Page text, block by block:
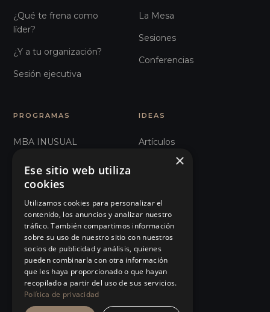
¿Qué te frena como
líder?
¿Y a tu organización?
Sesión ejecutiva
La Mesa
Sesiones
Conferencias
PROGRAMAS
MBA INUSUAL
Humanos con Recursos
Recursos Inhumanos
Comunicación e
Influencia
101 Errores de liderazgo
Organizaciones Sanitarias
Ver todos…
IDEAS
Artículos
Podcast
Manifiesto
Eventos
Tienda
×
Ese sitio web utiliza
cookies
Utilizamos cookies para personalizar el
contenido, los anuncios y analizar nuestro
tráfico. También compartimos información
sobre su uso de nuestro sitio con nuestros
socios de publicidad y análisis, quienes
pueden combinarla con otra información
que les haya proporcionado o que hayan
recopilado a partir del uso de sus servicios.
Política de privacidad